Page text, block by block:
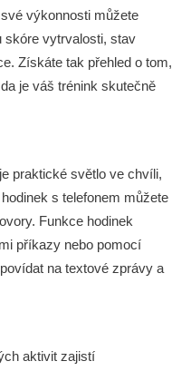
výkonnosti můžete
skóre vytrvalosti, stav
Získáte tak přehled o tom,
je váš trénink skutečně
praktické světlo ve chvíli,
s telefonem můžete
Funkce hodinek
příkazy nebo pomocí
na textové zprávy a
aktivit zajistí